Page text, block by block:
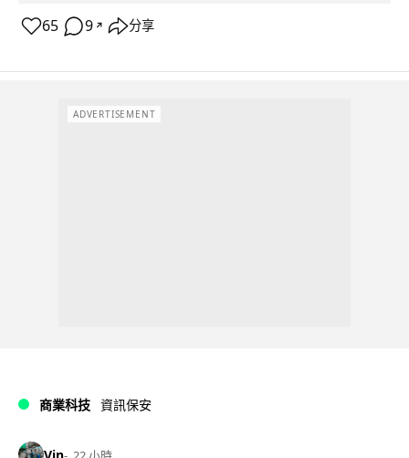
65 9 ↗ 分享
ADVERTISEMENT
商業科技 資訊保安